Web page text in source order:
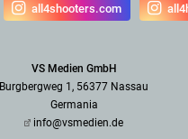
all4shooters.com
VS Medien GmbH
Burgbergweg 1, 56377 Nassau
Germania
info@vsmedien.de